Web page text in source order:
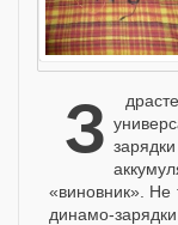
Здрасте всем! Озадачился созданием
«виновник». Не
динамо-